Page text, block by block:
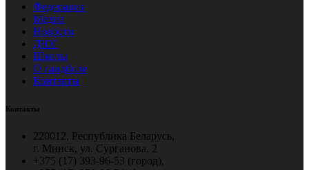
Федерация
Медиа
Новости
ДЮГ
Школы
О гандболе
Контакты
Контакты
220012, Республика Беларусь,
г. Минск, ул. Сурганова, 2
+375 (17) 393-96-53 (город),